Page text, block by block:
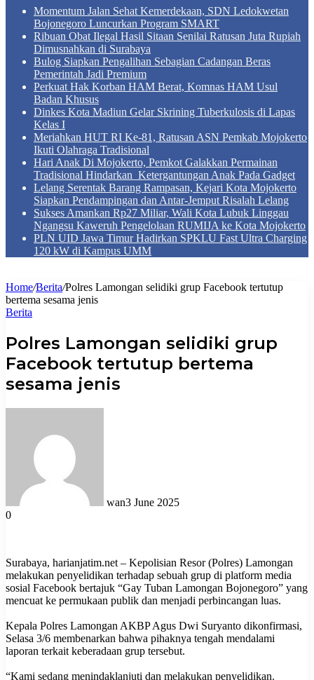
Momentum Jalan Sehat Kemerdekaan, SDN Ledokwetan
Bojonegoro Luncurkan Program SMART
Ribuan Obat Ilegal Hasil Sitaan Senilai Ratusan Juta Rupiah
Dimusnahkan di Surabaya
Bulog Siapkan Pengalihan Sebagian Cadangan Beras
Pemerintah Jadi Premium
Perkuat Hak Korban HAM Berat, Komnas HAM Usul
Badan Khusus
Dinkes Kota Madiun Gelar Skrining Tuberkulosis di Lapas
Kelas I
Meriahkan HUT RI Ke-81, Ratusan ASN Pemkab Mojokerto
Ikuti Olahraga Tradisional
Hari Anak Di Mojokerto, Pemkot Galakkan Permainan
Tradisional Hindarkan Ketergantungan Anak Pada Gadget
Lelang Serentak Barang Rampasan, Kejari Kota Mojokerto
Siapkan Pendampingan dan Antar-Jemput Risalah Lelang
Sukses Amankan Rp27 Miliar, Wali Kota Lubuk Linggau
Ngangsu Kaweruh Pengelolaan RUMIJA ke Kota Mojokerto
PLN UID Jawa Timur Hadirkan SPKLU Fast Ultra Charging
120 kW di Kampus UMM
Home/Berita/Polres Lamongan selidiki grup Facebook tertutup
bertema sesama jenis
Berita
Polres Lamongan selidiki grup
Facebook tertutup bertema
sesama jenis
wan3 June 2025
0
Surabaya, harianjatim.net – Kepolisian Resor (Polres) Lamongan
melakukan penyelidikan terhadap sebuah grup di platform media
sosial Facebook bertajuk “Gay Tuban Lamongan Bojonegoro” yang
mencuat ke permukaan publik dan menjadi perbincangan luas.
Kepala Polres Lamongan AKBP Agus Dwi Suryanto dikonfirmasi,
Selasa 3/6 membenarkan bahwa pihaknya tengah mendalami
laporan terkait keberadaan grup tersebut.
“Kami sedang menindaklanjuti dan melakukan penyelidikan.